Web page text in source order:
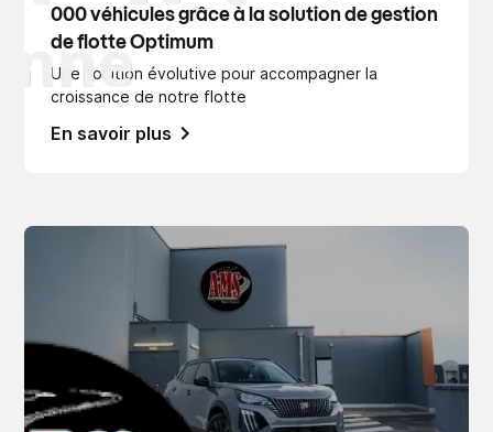
000 véhicules grâce à la solution de gestion
de flotte Optimum
Une solution évolutive pour accompagner la
croissance de notre flotte
En savoir plus